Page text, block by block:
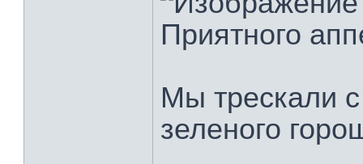
Приятного
Мы трескали
зеленого